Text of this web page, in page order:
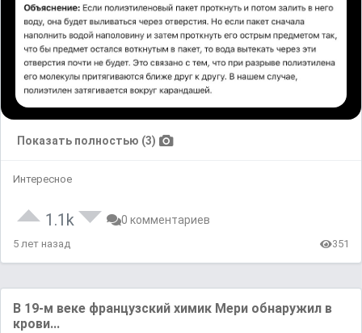
Показать полностью (3)
Интересное
1.1k 0 комментариев
5 лет назад 351
В 19-м веке французский химик Мери обнаружил в
крови...